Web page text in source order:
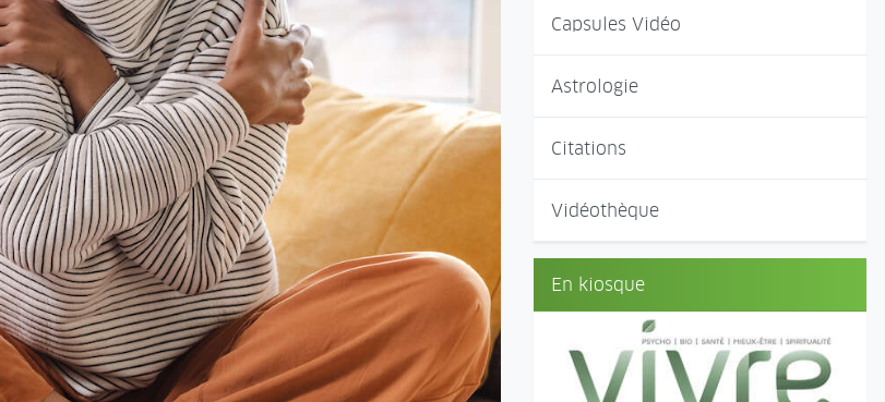
Capsules Vidéo
Astrologie
Citations
Vidéothèque
En kiosque